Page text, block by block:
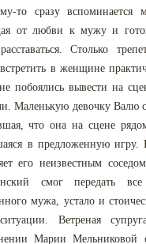
то сразу вспоминается
от любви к мужу и
Столько
в женщине
побоялись вывести на
Маленькую девочку Валю
что она на сцене
в предложенную игру.
его неизвестным
смог передать все
мужа, устало и
Ветреная
Марии Мельниковой